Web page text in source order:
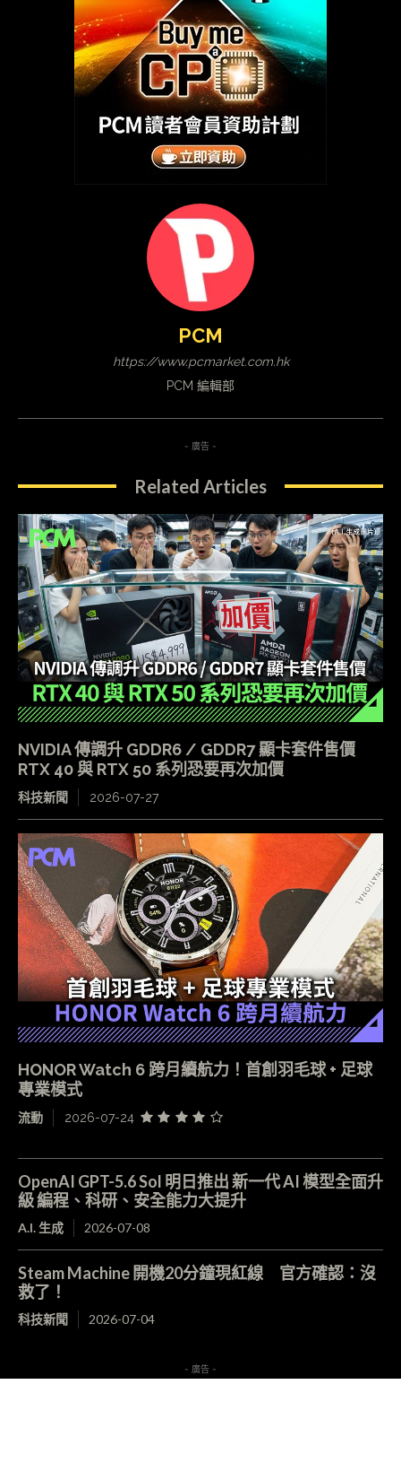
PCM
https://www.pcmarket.com.hk
PCM 編輯部
- 廣告 -
Related Articles
NVIDIA 傳調升 GDDR6 / GDDR7 顯卡套件售價
RTX 40 與 RTX 50 系列恐要再次加價
科技新聞 2026-07-27
HONOR Watch 6 跨月續航力！首創羽毛球 + 足球
專業模式
流動 2026-07-24
OpenAI GPT-5.6 Sol 明日推出 新一代 AI 模型全面升
級 編程、科研、安全能力大提升
A.I. 生成 2026-07-08
Steam Machine 開機20分鐘現紅線 官方確認：沒
救了！
科技新聞 2026-07-04
- 廣告 -